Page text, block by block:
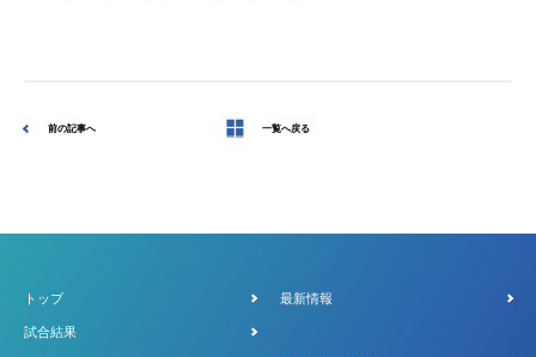
前の記事へ 一覧へ戻る
トップ 最新情報
試合結果